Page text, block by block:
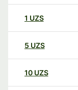
1 UZS
5 UZS
10 UZS